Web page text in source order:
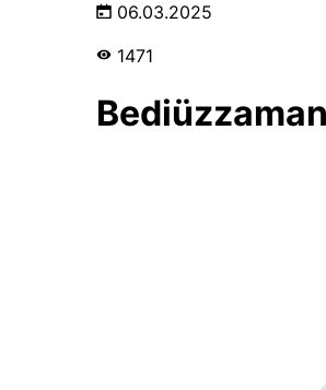
06.03.2025
1471